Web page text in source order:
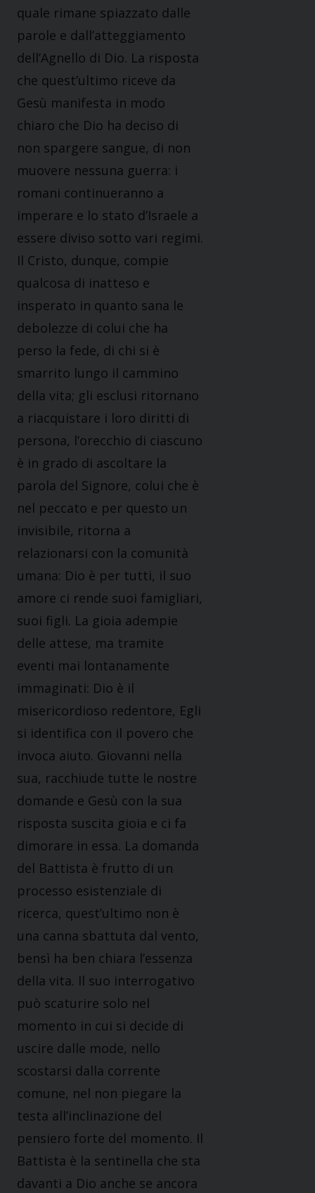
quale rimane spiazzato dalle
parole e dall’atteggiamento
dell’Agnello di Dio. La risposta
che quest’ultimo riceve da
Gesù manifesta in modo
chiaro che Dio ha deciso di
non spargere sangue, di non
muovere nessuna guerra: i
romani continueranno a
imperare e lo stato d’Israele a
essere diviso sotto vari regimi.
Il Cristo, dunque, compie
qualcosa di inatteso e
insperato in quanto sana le
debolezze di colui che ha
perso la fede, di chi si è
smarrito lungo il cammino
della vita; gli esclusi ritornano
a riacquistare i loro diritti di
persona, l’orecchio di ciascuno
è in grado di ascoltare la
parola del Signore, colui che è
nel peccato e per questo un
invisibile, ritorna a
relazionarsi con la comunità
umana: Dio è per tutti, il suo
amore ci rende suoi famigliari,
suoi figli. La gioia adempie
delle attese, ma tramite
eventi mai lontanamente
immaginati: Dio è il
misericordioso redentore, Egli
si identifica con il povero che
invoca aiuto. Giovanni nella
sua, racchiude tutte le nostre
domande e Gesù con la sua
risposta suscita gioia e ci fa
dimorare in essa. La domanda
del Battista è frutto di un
processo esistenziale di
ricerca, quest’ultimo non è
una canna sbattuta dal vento,
bensì ha ben chiara l’essenza
della vita. Il suo interrogativo
può scaturire solo nel
momento in cui si decide di
uscire dalle mode, nello
scostarsi dalla corrente
comune, nel non piegare la
testa all’inclinazione del
pensiero forte del momento. Il
Battista è la sentinella che sta
davanti a Dio anche se ancora